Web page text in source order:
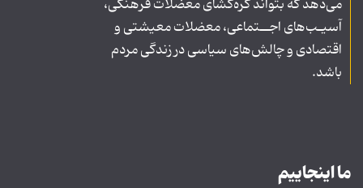
می‌دهد که بتواند گره‌گشای معضلات فرهنگی،
آسیـب‌های اجــتماعی، معضلات معیشتی و
اقتصادی و چالش‌های سیاسی در زندگی مردم
باشد.
ما اینجاییم